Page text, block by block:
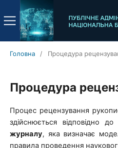
Головна / Процедура
Процедура
Процес рецензування
здійснюється відповідно до
журналу, яка визначає
правила проведення